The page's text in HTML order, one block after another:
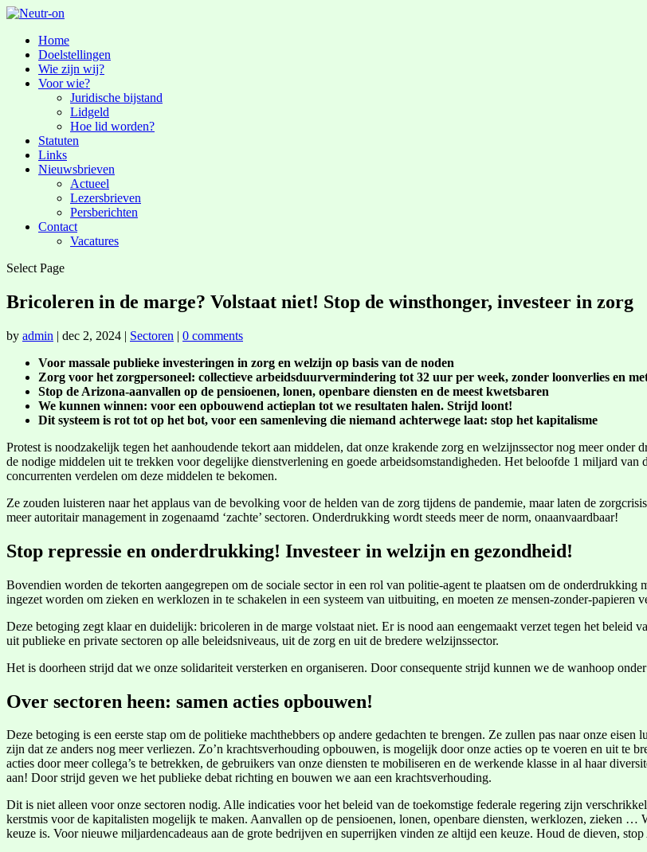
Home
Doelstellingen
Wie zijn wij?
Voor wie?
Juridische bijstand
Lidgeld
Hoe lid worden?
Statuten
Links
Nieuwsbrieven
Actueel
Lezersbrieven
Persberichten
Contact
Vacatures
Select Page
Bricoleren in de marge? Volstaat niet! Stop de winsthonger, investeer in zorg
by admin | dec 2, 2024 | Sectoren | 0 comments
Voor massale publieke investeringen in zorg en welzijn op basis van de noden
Zorg voor het zorgpersoneel: collectieve arbeidsduurvermindering tot 32 uur per week, zonder loonverlies en
Stop de Arizona-aanvallen op de pensioenen, lonen, openbare diensten en de meest kwetsbaren
We kunnen winnen: voor een opbouwend actieplan tot we resultaten halen. Strijd loont!
Dit systeem is rot tot op het bot, voor een samenleving die niemand achterwege laat: stop het kapitalisme
Protest is noodzakelijk tegen het aanhoudende tekort aan middelen, dat onze krakende zorg en welzijnssector nog meer
de nodige middelen uit te trekken voor degelijke dienstverlening en goede arbeidsomstandigheden. Het beloofde 1 miljard van
concurrenten verdelen om deze middelen te bekomen.
Ze zouden luisteren naar het applaus van de bevolking voor de helden van de zorg tijdens de pandemie, maar laten de
meer autoritair management in zogenaamd ‘zachte’ sectoren. Onderdrukking wordt steeds meer de norm, onaanvaardbaar!
Stop repressie en onderdrukking! Investeer in welzijn en gezondheid!
Bovendien worden de tekorten aangegrepen om de sociale sector in een rol van politie-agent te plaatsen om de
ingezet worden om zieken en werklozen in te schakelen in een systeem van uitbuiting, en moeten ze mensen-zonder-papieren
Deze betoging zegt klaar en duidelijk: bricoleren in de marge volstaat niet. Er is nood aan eengemaakt verzet tegen het beleid
uit publieke en private sectoren op alle beleidsniveaus, uit de zorg en uit de bredere welzijnssector.
Het is doorheen strijd dat we onze solidariteit versterken en organiseren. Door consequente strijd kunnen we de wanhoop
Over sectoren heen: samen acties opbouwen!
Deze betoging is een eerste stap om de politieke machthebbers op andere gedachten te brengen. Ze zullen pas naar onze
zijn dat ze anders nog meer verliezen. Zo’n krachtsverhouding opbouwen, is mogelijk door onze acties op te voeren en uit te
acties door meer collega’s te betrekken, de gebruikers van onze diensten te mobiliseren en de werkende klasse in al haar
aan! Door strijd geven we het publieke debat richting en bouwen we aan een krachtsverhouding.
Dit is niet alleen voor onze sectoren nodig. Alle indicaties voor het beleid van de toekomstige federale regering zijn
kerstmis voor de kapitalisten mogelijk te maken. Aanvallen op de pensioenen, lonen, openbare diensten, werklozen, zieken …
keuze is. Voor nieuwe miljardencadeaus aan de grote bedrijven en superrijken vinden ze altijd een keuze. Houd de dieven,